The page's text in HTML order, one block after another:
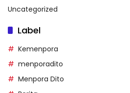
Uncategorized
Label
Kemenpora
menporadito
Menpora Dito